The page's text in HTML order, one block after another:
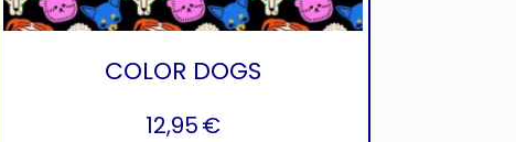
COLOR DOGS
12,95€